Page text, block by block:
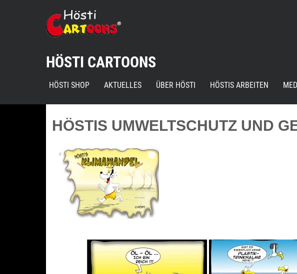
HÖSTI CARTOONS
HÖSTI SHOP AKTUELLES ÜBER HÖSTI HÖSTIS ARBEITEN
HÖSTIS UMWELTSCHUTZ UND